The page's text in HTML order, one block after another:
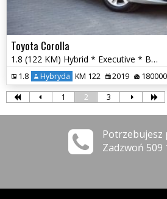
Toyota Corolla
1.8 (122 KM) Hybrid * Executive * Bi-LED * Kamera Cofania * El. Klapa
1.8 Hybryda KM 122 2019 180000
1 2 3
Potrzebujesz
Zadzwoń 509